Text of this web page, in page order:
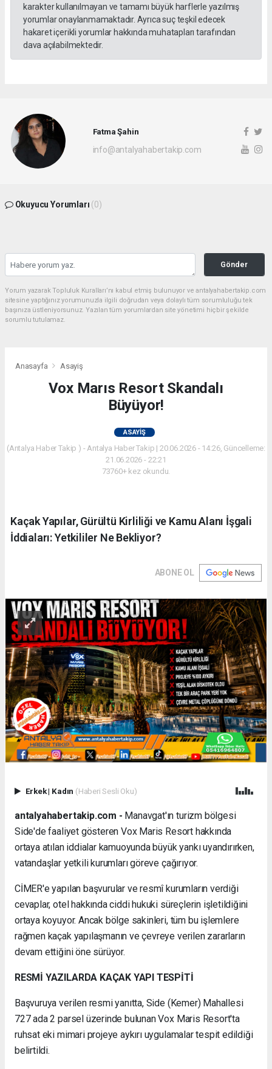
karakter kullanılmayan ve tamamı büyük harflerle yazılmış
yorumlar onaylanmamaktadır. Ayrıca suç teşkil edecek
hakaret içerikli yorumlar hakkında muhatapları tarafından
dava açılabilmektedir.
Fatma Şahin
info@antalyahabertakip.com
Okuyucu Yorumları (0)
Gönder
Yorum yazarak Topluluk Kuralları’nı kabul etmiş bulunuyor ve antalyahabertakip.com
sitesine yaptığınız yorumunuzla ilgili doğrudan veya dolaylı tüm sorumluluğu tek
başınıza üstleniyorsunuz. Yazılan tüm yorumlardan site yönetimi hiçbir şekilde
sorumlu tutulamaz.
Anasayfa Asayiş
Vox Marıs Resort Skandalı
Büyüyor!
ASAYIŞ
(Antalya Haber Takip ) - Antalya Haber Takip | 20.06.2026 - 14:26, Güncelleme:
21.06.2026 - 22:21
73760+ kez okundu.
Kaçak Yapılar, Gürültü Kirliliği ve Kamu Alanı İşgali
İddiaları: Yetkililer Ne Bekliyor?
ABONE OL
Erkek| Kadın (Haberi Sesli Oku)
antalyahabertakip.com - Manavgat'ın turizm bölgesi
Side'de faaliyet gösteren Vox Maris Resort hakkında
ortaya atılan iddialar kamuoyunda büyük yankı uyandırırken,
vatandaşlar yetkili kurumları göreve çağırıyor.
CİMER'e yapılan başvurular ve resmî kurumların verdiği
cevaplar, otel hakkında ciddi hukuki süreçlerin işletildiğini
ortaya koyuyor. Ancak bölge sakinleri, tüm bu işlemlere
rağmen kaçak yapılaşmanın ve çevreye verilen zararların
devam ettiğini öne sürüyor.
RESMİ YAZILARDA KAÇAK YAPI TESPİTİ
Başvuruya verilen resmi yanıtta, Side (Kemer) Mahallesi
727 ada 2 parsel üzerinde bulunan Vox Maris Resort'ta
ruhsat eki mimari projeye aykırı uygulamalar tespit edildiği
belirtildi.